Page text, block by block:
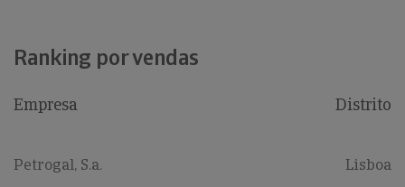
Ranking por vendas
Empresa Distrito
Petrogal, S.a. Lisboa